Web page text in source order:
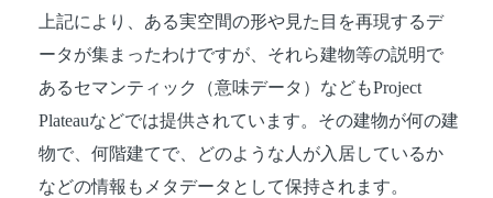
上記により、ある実空間の形や見た目を再現するデ
ータが集まったわけですが、それら建物等の説明で
あるセマンティック（意味データ）などもProject
Plateauなどでは提供されています。その建物が何の建
物で、何階建てで、どのような人が入居しているか
などの情報もメタデータとして保持されます。